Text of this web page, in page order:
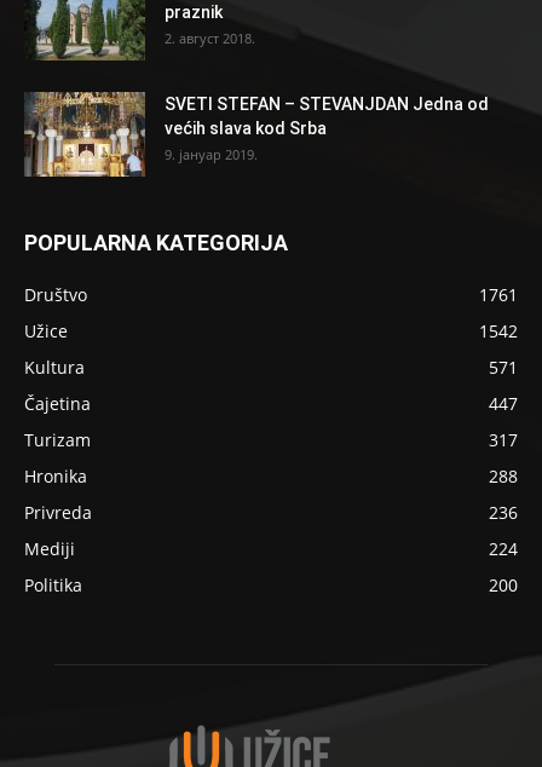
praznik
2. август 2018.
SVETI STEFAN – STEVANJDAN Jedna od
većih slava kod Srba
9. јануар 2019.
POPULARNA KATEGORIJA
Društvo
1761
Užice
1542
Kultura
571
Čajetina
447
Turizam
317
Hronika
288
Privreda
236
Mediji
224
Politika
200